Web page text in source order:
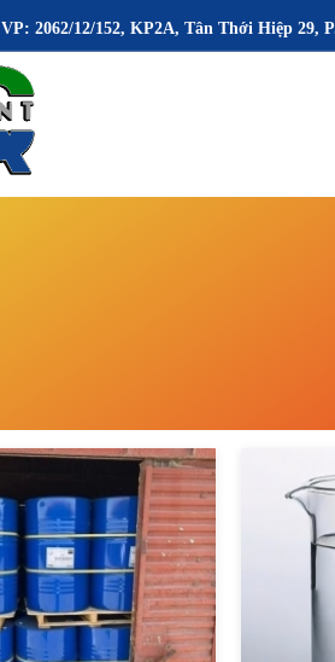
VP: 2062/12/152, KP2A, Tân Thới Hiệp 29,